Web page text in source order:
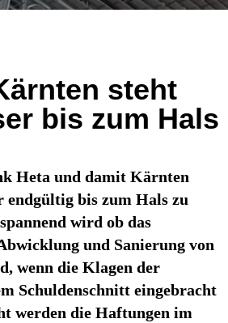
steht
bis zum Hals
Heta und damit Kärnten
endgültig bis zum Hals zu
wird ob das
und Sanierung von
wenn die Klagen der
Schuldenschnitt eingebracht
werden die Haftungen im